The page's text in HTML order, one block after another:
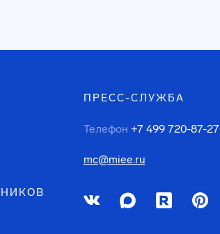
ПРЕСС-СЛУЖБА
Телефон +7 499 720-87-27
mc@miee.ru